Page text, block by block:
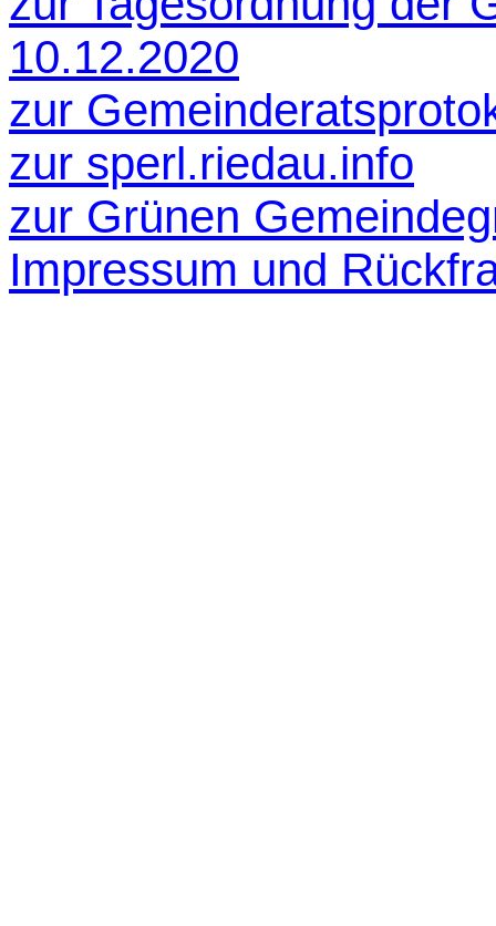
10.12.2020
zur
zur sperl.riedau.info
zur Grünen
Impressum und